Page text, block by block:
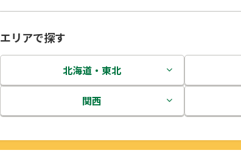
エリアで探す
北海道・東北
北海道
関西